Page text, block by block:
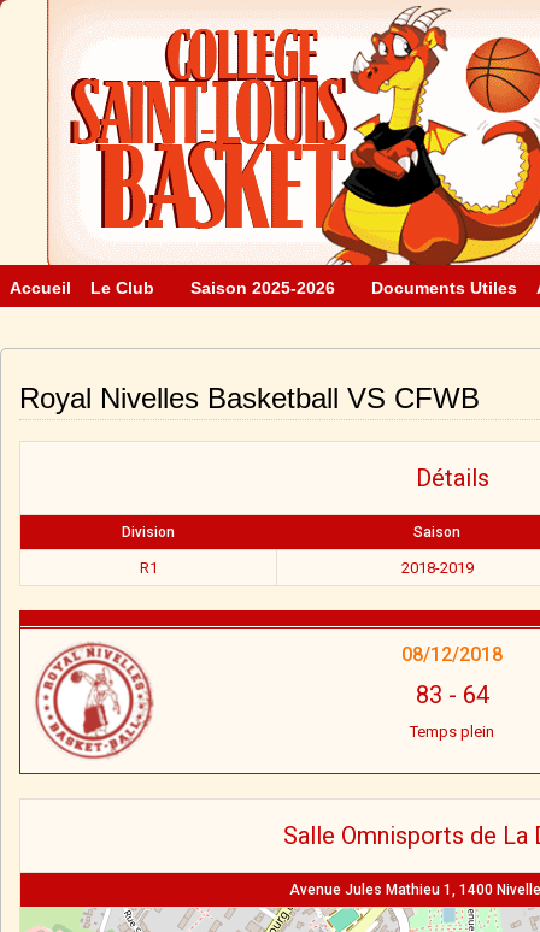
Accueil Le Club Saison 2025-2026 Documents Utiles
Royal Nivelles Basketball VS CFWB
Détails
Division Saison
R1 2018-2019
08/12/2018
83 - 64
Temps plein
Salle Omnisports de La
Avenue Jules Mathieu 1, 1400